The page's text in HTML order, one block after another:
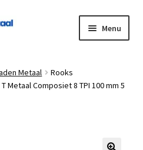
Menu
Metaal
Rooks
Metaal Composiet 8 TPI 100 mm 5